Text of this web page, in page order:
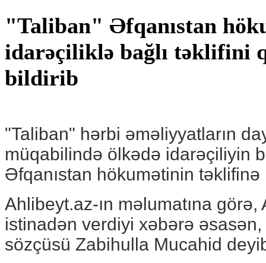
"Taliban" Əfqanıstan
idarəçiliklə bağlı təklifini
bildirib
"Taliban" hərbi əməliyyatların
müqabilində ölkədə idarəçiliyin
Əfqanıstan hökumətinin təklifinə
Ahlibeyt.az-ın məlumatına görə,
istinadən verdiyi xəbərə
sözçüsü Zabihulla Mucahid